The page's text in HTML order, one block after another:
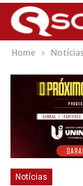
Home Notícias
Notícias